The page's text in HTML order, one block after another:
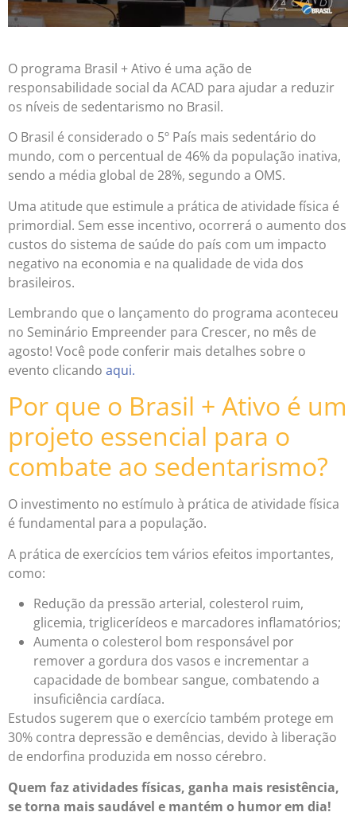
O programa Brasil + Ativo é uma ação de
responsabilidade social da ACAD para ajudar a reduzir
os níveis de sedentarismo no Brasil.
O Brasil é considerado o 5º País mais sedentário do
mundo, com o percentual de 46% da população inativa,
sendo a média global de 28%, segundo a OMS.
Uma atitude que estimule a prática de atividade física é
primordial. Sem esse incentivo, ocorrerá o aumento dos
custos do sistema de saúde do país com um impacto
negativo na economia e na qualidade de vida dos
brasileiros.
Lembrando que o lançamento do programa aconteceu
no Seminário Empreender para Crescer, no mês de
agosto! Você pode conferir mais detalhes sobre o
evento clicando aqui.
Por que o Brasil + Ativo é um
projeto essencial para o
combate ao sedentarismo?
O investimento no estímulo à prática de atividade física
é fundamental para a população.
A prática de exercícios tem vários efeitos importantes,
como:
Redução da pressão arterial, colesterol ruim,
glicemia, triglicerídeos e marcadores inflamatórios;
Aumenta o colesterol bom responsável por
remover a gordura dos vasos e incrementar a
capacidade de bombear sangue, combatendo a
insuficiência cardíaca.
Estudos sugerem que o exercício também protege em
30% contra depressão e demências, devido à liberação
de endorfina produzida em nosso cérebro.
Quem faz atividades físicas, ganha mais resistência,
se torna mais saudável e mantém o humor em dia!